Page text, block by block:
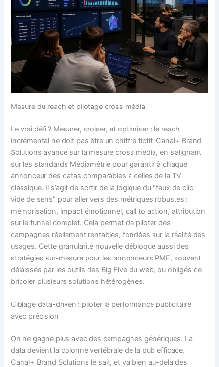
Mesure du reach et pilotage cross média
Le vrai défi ? Mesurer, croiser, et optimiser : le reach
incrémental ne doit pas être un chiffre fictif. Canal+ Brand
Solutions avance sur la mesure cross media, en s’alignant
sur les standards Médiamétrie pour garantir à chaque
annonceur des datas comparables à celles de la TV
classique. Il s’agit de sortir de la logique du “taux de clic
vide de sens” pour aller vers des métriques robustes :
mémorisation, impact émotionnel, call to action, attribution
sur le funnel complet. Cela permet de piloter des
campagnes réellement rentables, fondées sur la réalité des
usages. Cette granularité nouvelle débloque aussi des
stratégies sur-mesure pour les annonceurs PME, souvent
délaissés par les outils des Big Five du web, ou obligés de
bricoler plusieurs solutions hétérogènes.
Ciblage data-driven : piloter la performance publicitaire
avec précision
On ne gagne plus avec des campagnes génériques. La
data devient la colonne vertébrale de la pub efficace.
Canal+ Brand Solutions le sait, et va bien au-delà des